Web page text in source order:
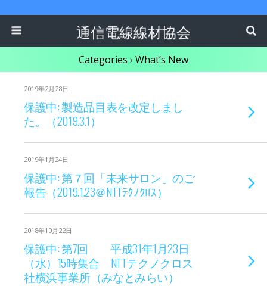
通信電線線材協会
Categories › What’s New
2019年2月28日
保護中: 製造品目表を改定しまし
た。（2019.3.1）
2019年1月24日
保護中: 第７回「未来サロン」のご
報告（2019.1.23＠NTTﾃｸﾉｸﾛｽ）
2018年10月22日
保護中: 第7回 平成31年1月23日
（水）15時集合 NTTテクノクロス
社横浜事業所（みなとみらい）